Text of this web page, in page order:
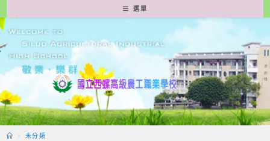
轉
至
要
容
選單
> 未分類